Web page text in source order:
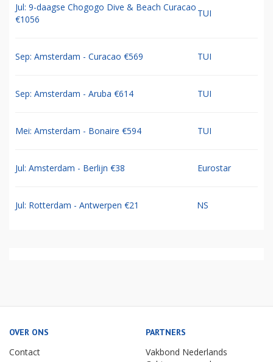
Jul: 9-daagse Chogogo Dive & Beach Curacao
€1056
TUI
Sep: Amsterdam - Curacao €569 TUI
Sep: Amsterdam - Aruba €614 TUI
Mei: Amsterdam - Bonaire €594 TUI
Jul: Amsterdam - Berlijn €38 Eurostar
Jul: Rotterdam - Antwerpen €21 NS
OVER ONS
Contact
PARTNERS
Vakbond Nederlands